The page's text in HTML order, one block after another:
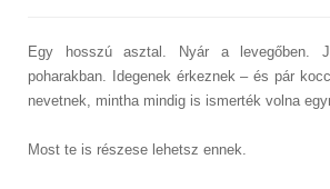
Egy hosszú asztal. Nyár a levegőben.
poharakban. Idegenek érkeznek – és pár
nevetnek, mintha mindig is ismerték volna
Most te is részese lehetsz ennek.